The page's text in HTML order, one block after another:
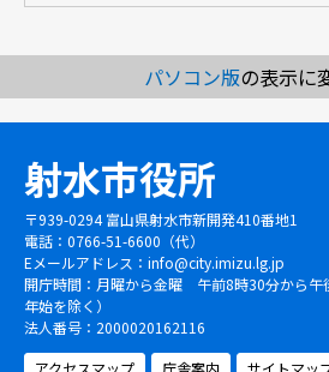
パソコン版の表示に
射水市役所
〒939-0294 富山県射水市新開発410番地1
電話：0766-51-6600（代）
Eメールアドレス： info@city.imizu.lg.jp
開庁時間：月曜から金曜 午前8時30分から午
年始を除く）
法人番号：2000020162116
アクセスマップ
庁舎案内 サイトマッ